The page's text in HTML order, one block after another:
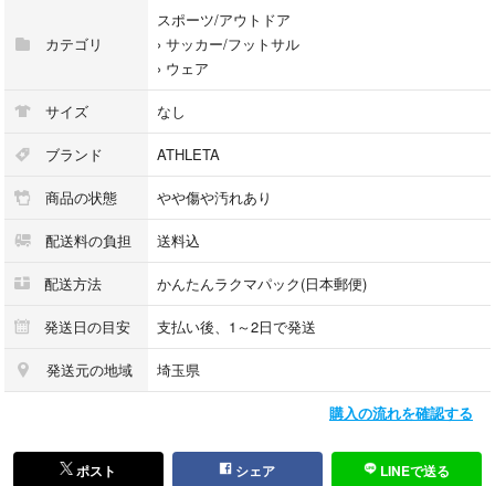
カテゴリ
スポーツ/アウトドア
› サッカー/フットサル
› ウェア
サイズ なし
ブランド ATHLETA
商品の状態 やや傷や汚れあり
配送料の負担 送料込
配送方法 かんたんラクマパック(日本郵便)
発送日の目安 支払い後、1～2日で発送
発送元の地域 埼玉県
購入の流れを確認する
ポスト シェア LINEで送る